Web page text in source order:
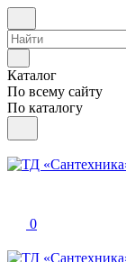
Каталог
По всему сайту
По каталогу
0